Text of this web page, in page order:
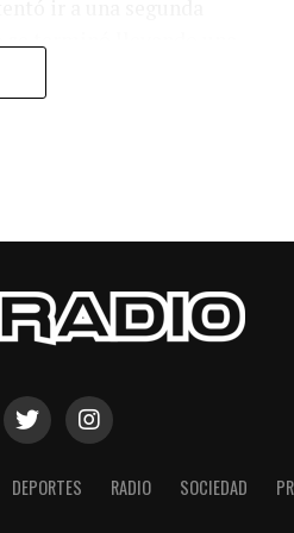
terminó llevando una
DEPORTES RADIO SOCIEDAD